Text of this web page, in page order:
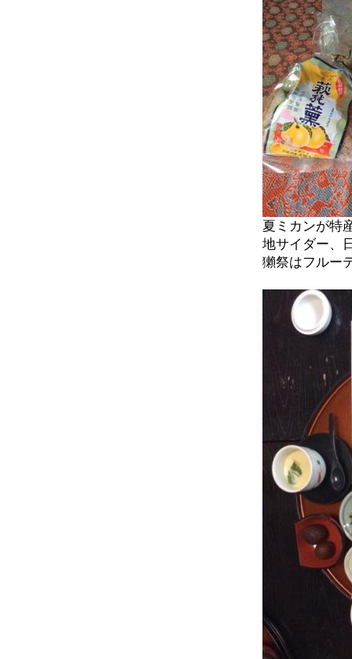
夏ミカンが特
地サイダー、
獺祭はフルー